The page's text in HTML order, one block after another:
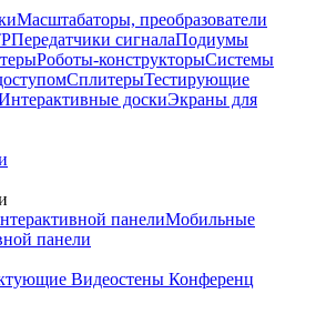
Масштабаторы, преобразователи
Передатчики сигналаПодиумы
Роботы-конструкторыСистемы
СплитерыТестирующие
доскиЭкраны для
панелиМобильные
панели
Видеостены Конференц